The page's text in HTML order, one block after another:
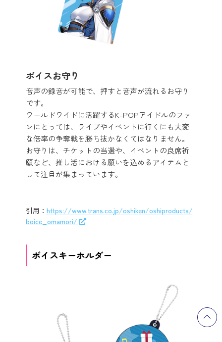
ボイスお守り
音声の録音が可能で、押すと音声が流れるお守り
です。
ワールドワイドに活躍するK-POPアイドルのファ
ンにとっては、ライブやイベントに行くにも大変
な倍率の争奪戦を勝ち抜かなくてはなりません。
お守りは、チケットの当選や、イベントの良席祈
願など、推し活における願いを込めるアイテムと
して注目が集まっています。
引用： https://www.trans.co.jp/oshiken/oshiproducts/
boice_omamori/
ボイスキーホルダー